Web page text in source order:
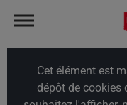
Cet élément est
dépôt de cookies